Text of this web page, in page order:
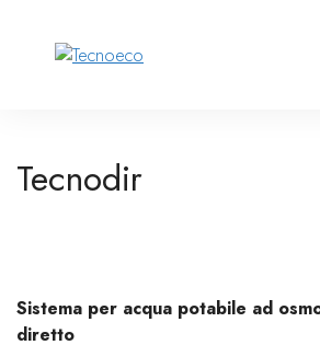
contenuto
Tecnodir
Sistema per acqua potabile ad
diretto